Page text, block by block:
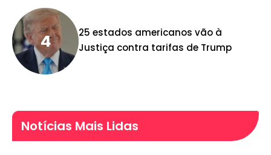
25 estados americanos vão à
Justiça contra tarifas de Trump
Notícias Mais Lidas